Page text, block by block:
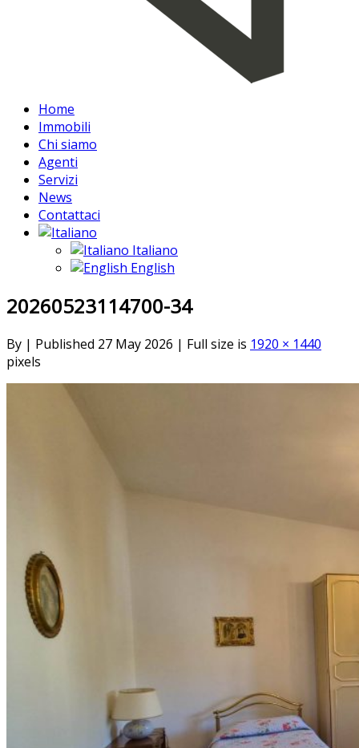
Home
Immobili
Chi siamo
Agenti
Servizi
News
Contattaci
Italiano
English
20260523114700-34
By | Published 27 May 2026 | Full size is 1920 × 1440
pixels